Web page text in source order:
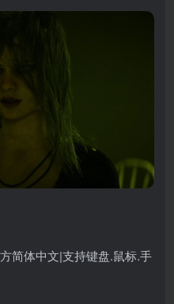
简体中文|支持键盘.鼠标.手